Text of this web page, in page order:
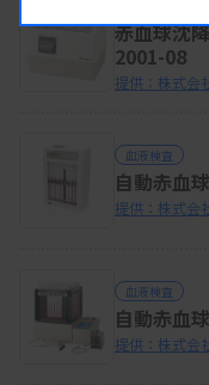
赤血球沈
2001-08
提供：株式会
血液検査
自動赤血
提供：株式会
血液検査
自動赤血
提供：株式会